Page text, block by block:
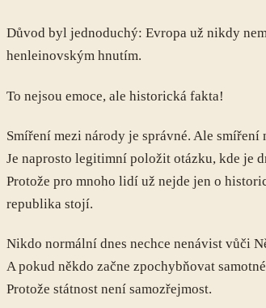
Důvod byl jednoduchý: Evropa už nikdy
henleinovským hnutím.
To nejsou emoce, ale historická fakta!
Smíření mezi národy je správné. Ale
Je naprosto legitimní položit otázku, kde je
Protože pro mnoho lidí už nejde jen o
republika stojí.
Nikdo normální dnes nechce nenávist vůči
A pokud někdo začne zpochybňovat
Protože státnost není samozřejmost.